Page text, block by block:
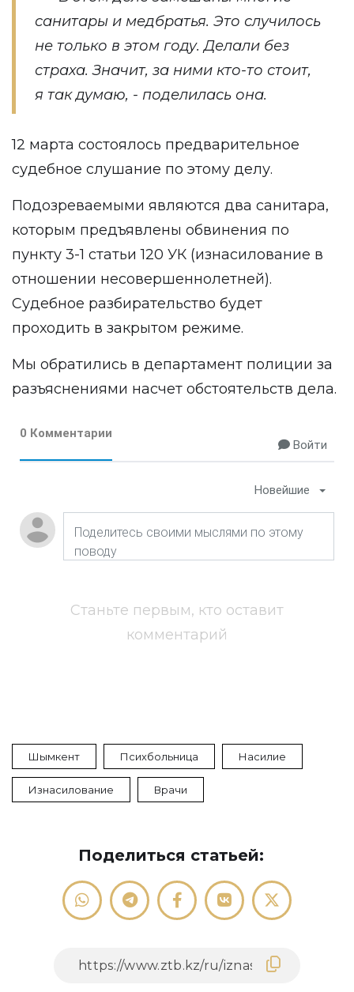
санитары и медбратья. Это случилось
не только в этом году. Делали без
страха. Значит, за ними кто-то стоит,
я так думаю, - поделилась она.
12 марта состоялось предварительное
судебное слушание по этому делу.
Подозреваемыми являются два санитара,
которым предъявлены обвинения по
пункту 3-1 статьи 120 УК (изнасилование в
отношении несовершеннолетней).
Судебное разбирательство будет
проходить в закрытом режиме.
Мы обратились в департамент полиции за
разъяснениями насчет обстоятельств дела.
0 Комментарии
Войти
Новейшие
Станьте первым, кто оставит
комментарий
Шымкент Психбольница Насилие
Изнасилование Врачи
Поделиться статьей: